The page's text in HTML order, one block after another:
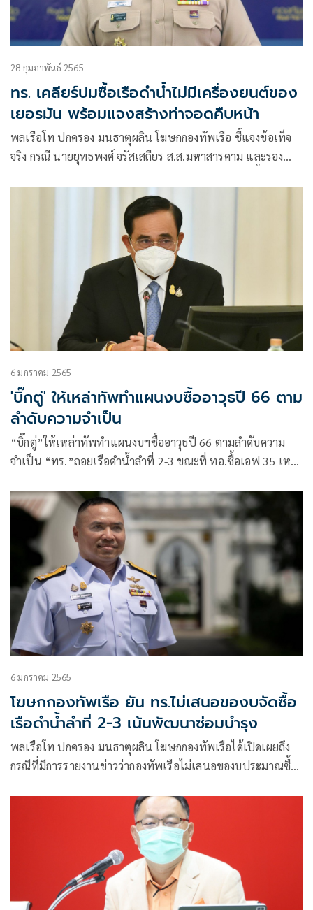
28 กุมภาพันธ์ 2565
ทร. เคลียร์ปมซื้อเรือดำน้ำไม่มีเครื่องยนต์ของ
เยอรมัน พร้อมแจงสร้างท่าจอดคืบหน้า
พลเรือโท ปกครอง มนธาตุผลิน โฆษกกองทัพเรือ ชี้แจงข้อเท็จ
จริง กรณี นายยุทธพงศ์ จรัสเสถียร ส.ส.มหาสารคาม และรอง
น้ำ โดยกล่าวหาในหลายประเด็น โดยกองทัพเรือขอชี้แจงใน
ประเด็นที่ว่าการจัดซื้อแบบจีทูจี
6 มกราคม 2565
'บิ๊กตู่' ให้เหล่าทัพทำแผนงบซื้ออาวุธปี 66 ตาม
ลำดับความจำเป็น
“บิ๊กตู่”ให้เหล่าทัพทำแผนงบฯซื้ออาวุธปี 66 ตามลำดับความ
จำเป็น “ทร.”ถอยเรือดำน้ำลำที่ 2-3 ขณะที่ ทอ.ซื้อเอฟ 35 เหตุ
ความสามารถกองทัพ
6 มกราคม 2565
โฆษกกองทัพเรือ ยัน ทร.ไม่เสนอของบจัดซื้อ
เรือดำน้ำลำที่ 2-3 เน้นพัฒนาซ่อมบำรุง
พลเรือโท ปกครอง มนธาตุผลิน โฆษกกองทัพเรือได้เปิดเผยถึง
กรณีที่มีการรายงานข่าวว่ากองทัพเรือไม่เสนอของบประมาณซื้อ